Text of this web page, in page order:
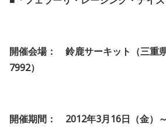
開催会場： 鈴鹿サーキット（三重
7992）
開催期間： 2012年3月16日（金）